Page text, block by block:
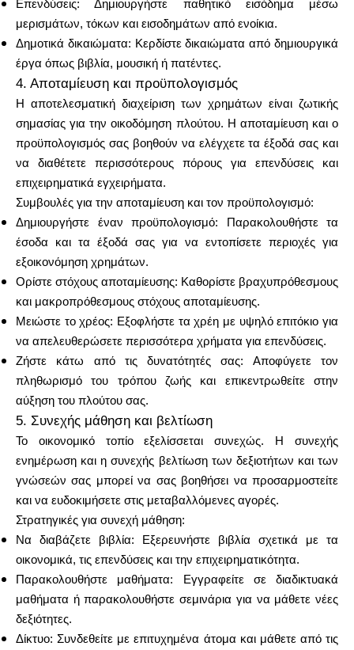
Επενδύσεις: Δημιουργήστε παθητικό εισόδημα μέσω
μερισμάτων, τόκων και εισοδημάτων από ενοίκια.
Δημοτικά δικαιώματα: Κερδίστε δικαιώματα από δημιουργικά
έργα όπως βιβλία, μουσική ή πατέντες.
4. Αποταμίευση και προϋπολογισμός
Η αποτελεσματική διαχείριση των χρημάτων είναι ζωτικής
σημασίας για την οικοδόμηση πλούτου. Η αποταμίευση και ο
προϋπολογισμός σας βοηθούν να ελέγχετε τα έξοδά σας και
να διαθέτετε περισσότερους πόρους για επενδύσεις και
επιχειρηματικά εγχειρήματα.
Συμβουλές για την αποταμίευση και τον προϋπολογισμό:
Δημιουργήστε έναν προϋπολογισμό: Παρακολουθήστε τα
έσοδα και τα έξοδά σας για να εντοπίσετε περιοχές για
εξοικονόμηση χρημάτων.
Ορίστε στόχους αποταμίευσης: Καθορίστε βραχυπρόθεσμους
και μακροπρόθεσμους στόχους αποταμίευσης.
Μειώστε το χρέος: Εξοφλήστε τα χρέη με υψηλό επιτόκιο για
να απελευθερώσετε περισσότερα χρήματα για επενδύσεις.
Ζήστε κάτω από τις δυνατότητές σας: Αποφύγετε τον
πληθωρισμό του τρόπου ζωής και επικεντρωθείτε στην
αύξηση του πλούτου σας.
5. Συνεχής μάθηση και βελτίωση
Το οικονομικό τοπίο εξελίσσεται συνεχώς. Η συνεχής
ενημέρωση και η συνεχής βελτίωση των δεξιοτήτων και των
γνώσεών σας μπορεί να σας βοηθήσει να προσαρμοστείτε
και να ευδοκιμήσετε στις μεταβαλλόμενες αγορές.
Στρατηγικές για συνεχή μάθηση:
Να διαβάζετε βιβλία: Εξερευνήστε βιβλία σχετικά με τα
οικονομικά, τις επενδύσεις και την επιχειρηματικότητα.
Παρακολουθήστε μαθήματα: Εγγραφείτε σε διαδικτυακά
μαθήματα ή παρακολουθήστε σεμινάρια για να μάθετε νέες
δεξιότητες.
Δίκτυο: Συνδεθείτε με επιτυχημένα άτομα και μάθετε από τις